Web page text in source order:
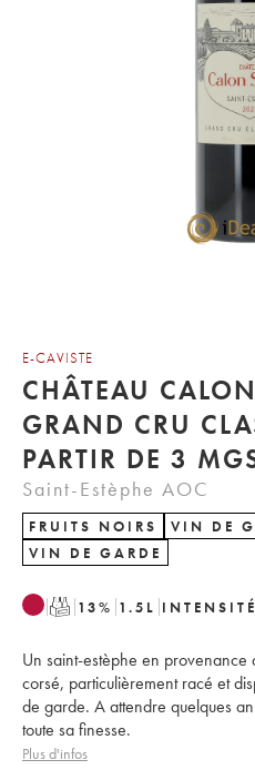
E-CAVISTE
CHÂTEAU
GRAND CRU
PARTIR DE 3
Saint-Estèphe AOC
FRUITS NOIRS
VIN DE
VIN DE GARDE
T 13% 1.5 L INTENSITÉ
Un saint-estèphe en provenance
corsé, particulièrement racé et
de garde. A attendre quelques
toute sa finesse.
Plus d'infos